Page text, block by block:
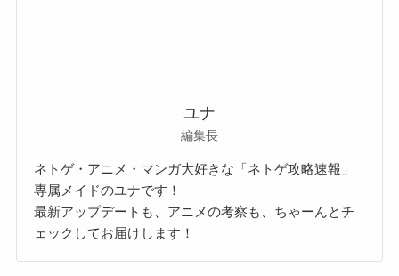
ユナ
編集長
ネトゲ・アニメ・マンガ大好きな「ネトゲ攻略速報」
専属メイドのユナです！
最新アップデートも、アニメの考察も、ちゃーんとチ
ェックしてお届けします！